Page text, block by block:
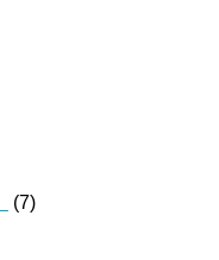
(7)